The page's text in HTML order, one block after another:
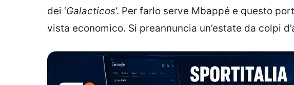
dei ‘Galacticos‘. Per farlo serve Mbappé e questo
vista economico. Si preannuncia un’estate da colpi